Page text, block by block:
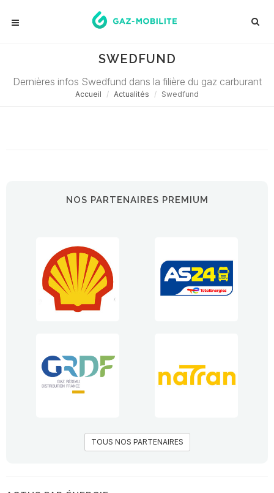
SWEDFUND
Dernières infos Swedfund dans la filière du gaz carburant
Accueil Actualités Swedfund
NOS PARTENAIRES PREMIUM
TOUS NOS PARTENAIRES